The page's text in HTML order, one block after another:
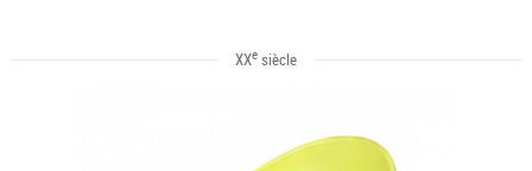
XXesiècle